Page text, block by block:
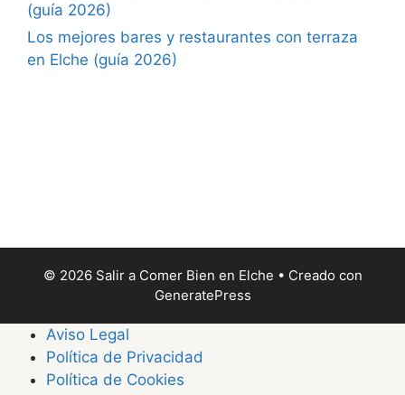
(guía 2026)
Los mejores bares y restaurantes con terraza
en Elche (guía 2026)
© 2026 Salir a Comer Bien en Elche • Creado con
GeneratePress
Aviso Legal
Política de Privacidad
Política de Cookies